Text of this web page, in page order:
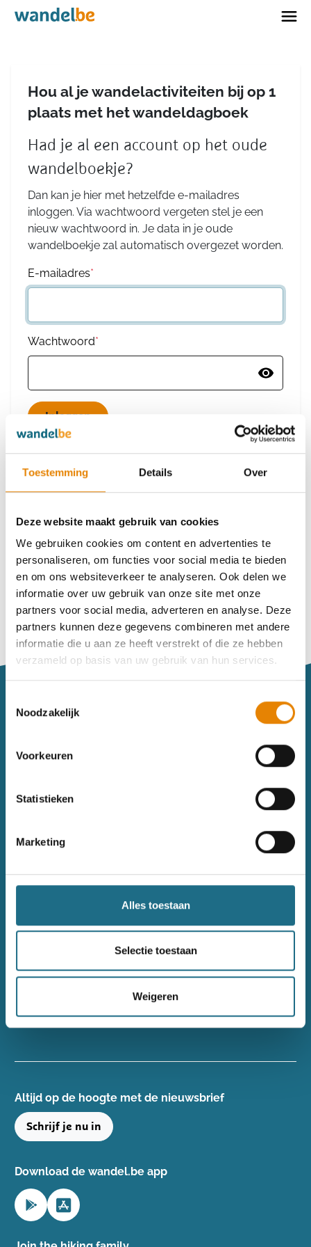
Toestemming Details Over
Deze website maakt gebruik van cookies
We gebruiken cookies om content en advertenties te
personaliseren, om functies voor social media te bieden
en om ons websiteverkeer te analyseren. Ook delen we
informatie over uw gebruik van onze site met onze
partners voor social media, adverteren en analyse. Deze
partners kunnen deze gegevens combineren met andere
informatie die u aan ze heeft verstrekt of die ze hebben
verzameld op basis van uw gebruik van hun services.
Noodzakelijk
Voorkeuren
Statistieken
Marketing
Alles toestaan
Selectie toestaan
Weigeren
Home
Hou al je wandelactiviteiten bij op 1
plaats met het wandeldagboek
Had je al een account op het oude
wandelboekje?
Dan kan je hier met hetzelfde e-mailadres
inloggen. Via wachtwoord vergeten stel je een
nieuw wachtwoord in. Je data in je oude
wandelboekje zal automatisch overgezet worden.
E-mailadres*
Wachtwoord*
Heb je nog geen account?
Maak dan een nieuw account aan
Maak een nieuw account aan
Vind je je weg niet goed in het wandeldagboek?
Raadpleeg dan hier de handleiding.
Wandelinspiratie
Gezondheid
+32(0)50 40 51 40
info@wandelsport.be
BE 0643 481 073
Altijd op de hoogte ​met de nieuwsbrief
Schrijf je nu in
Download de wandel.be app